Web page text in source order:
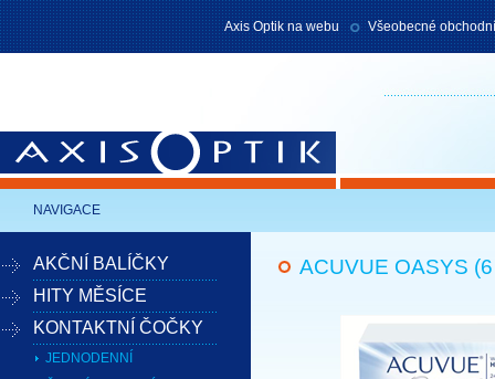
ACUVUE OASYS
AKČNÍ BALÍČKY
HITY MĚSÍCE
KONTAKTNÍ ČOČKY
JEDNODENNÍ
NAVIGACE
Všeobecné
Axis Optik na webu
Axis Optik